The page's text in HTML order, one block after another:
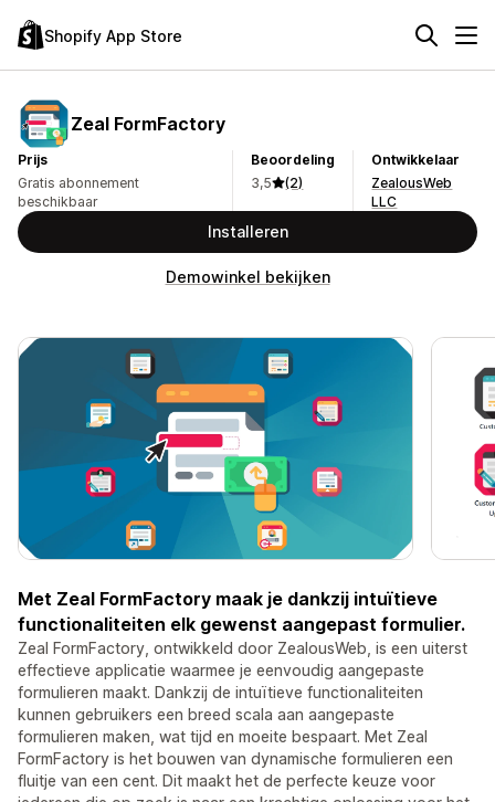
Shopify App Store
Zeal FormFactory
Prijs
Gratis abonnement
beschikbaar
Beoordeling
3,5
(2)
Ontwikkelaar
ZealousWeb
LLC
Installeren
Demowinkel bekijken
Met Zeal FormFactory maak je dankzij intuïtieve
functionaliteiten elk gewenst aangepast formulier.
Zeal FormFactory, ontwikkeld door ZealousWeb, is een uiterst
effectieve applicatie waarmee je eenvoudig aangepaste
formulieren maakt. Dankzij de intuïtieve functionaliteiten
kunnen gebruikers een breed scala aan aangepaste
formulieren maken, wat tijd en moeite bespaart. Met Zeal
FormFactory is het bouwen van dynamische formulieren een
fluitje van een cent. Dit maakt het de perfecte keuze voor